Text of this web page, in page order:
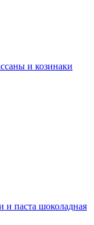
и козинаки
паста шоколадная